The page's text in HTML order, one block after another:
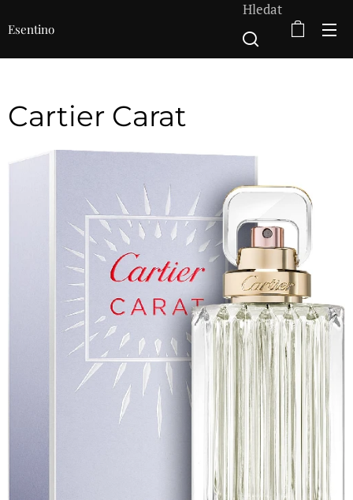
Esentino
Hledat
Cartier Carat